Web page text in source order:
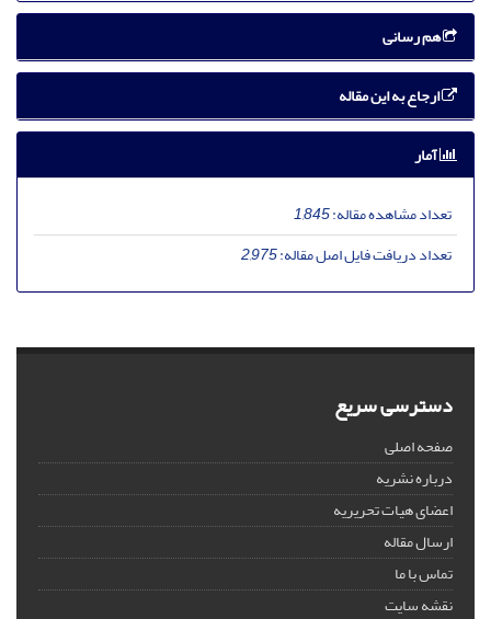
هم رسانی
ارجاع به این مقاله
آمار
تعداد مشاهده مقاله:1,845
تعداد دریافت فایل اصل مقاله:2,975
دسترسی سریع
صفحه اصلی
درباره نشریه
اعضای هیات تحریریه
ارسال مقاله
تماس با ما
نقشه سایت